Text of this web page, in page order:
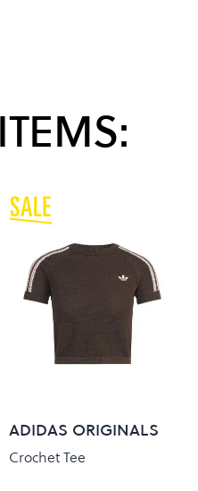
ADIDAS ORIGINALS
Crochet Tee